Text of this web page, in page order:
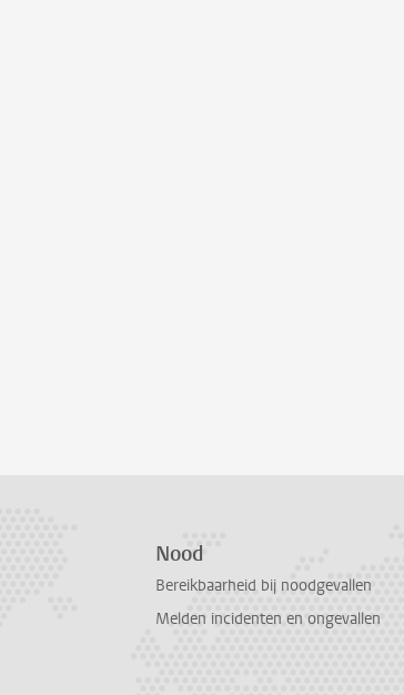
Nood
Bereikbaarheid bij noodgevallen
Melden incidenten en ongevallen